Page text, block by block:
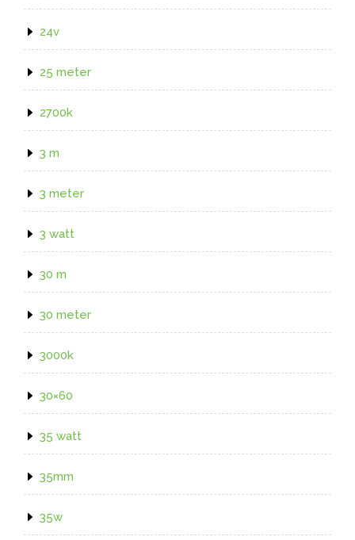
24v
25 meter
2700k
3 m
3 meter
3 watt
30 m
30 meter
3000k
30×60
35 watt
35mm
35w